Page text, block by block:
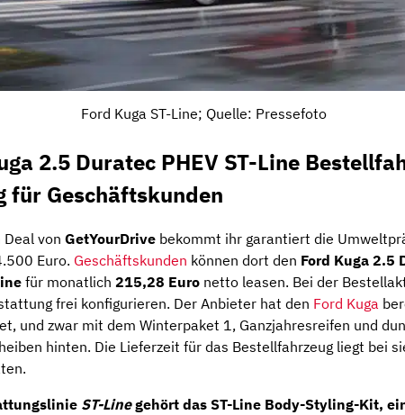
Ford Kuga ST-Line; Quelle: Pressefoto
2.5 Duratec PHEV ST-Line
für Geschäftskunden
Deal von GetYourDrive bekommt ihr garantiert die
Euro. Geschäftskunden können dort den Ford Kuga 2.5
für monatlich 215,28 Euro netto leasen. Bei der
frei konfigurieren. Der Anbieter hat den Ford Kuga
und zwar mit dem Winterpaket 1, Ganzjahresreifen und
hinten. Die Lieferzeit für das Bestellfahrzeug liegt bei
ST-Linegehört das ST-Line Body-Styling-Kit,